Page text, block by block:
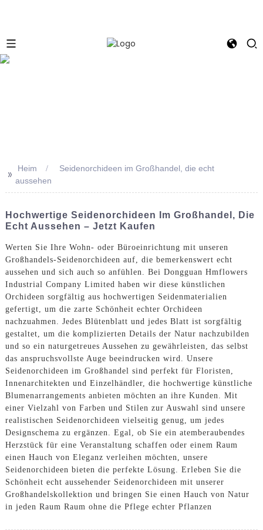
>> Heim
Seidenorchideen im Großhandel, die echt
aussehen
Hochwertige Seidenorchideen Im Großhandel, Die
Echt Aussehen – Jetzt Kaufen
Werten Sie Ihre Wohn- oder Büroeinrichtung mit unseren
Großhandels-Seidenorchideen auf, die bemerkenswert echt
aussehen und sich auch so anfühlen. Bei Dongguan Hmflowers
Industrial Company Limited haben wir diese künstlichen
Orchideen sorgfältig aus hochwertigen Seidenmaterialien
gefertigt, um die zarte Schönheit echter Orchideen
nachzuahmen. Jedes Blütenblatt und jedes Blatt ist sorgfältig
gestaltet, um die komplizierten Details der Natur nachzubilden
und so ein naturgetreues Aussehen zu gewährleisten, das selbst
das anspruchsvollste Auge beeindrucken wird. Unsere
Seidenorchideen im Großhandel sind perfekt für Floristen,
Innenarchitekten und Einzelhändler, die hochwertige künstliche
Blumenarrangements anbieten möchten an ihre Kunden. Mit
einer Vielzahl von Farben und Stilen zur Auswahl sind unsere
realistischen Seidenorchideen vielseitig genug, um jedes
Designschema zu ergänzen. Egal, ob Sie ein atemberaubendes
Herzstück für eine Veranstaltung schaffen oder einem Raum
einen Hauch von Eleganz verleihen möchten, unsere
Seidenorchideen bieten die perfekte Lösung. Erleben Sie die
Schönheit echt aussehender Seidenorchideen mit unserer
Großhandelskollektion und bringen Sie einen Hauch von Natur
in jeden Raum Raum ohne die Pflege echter Pflanzen